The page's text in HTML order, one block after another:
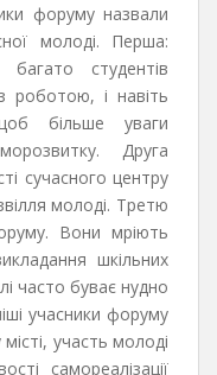
форуму назвали
молоді. Перша:
студентів
роботою, і навіть
більше уваги
Друга
сучасного центру
молоді. Третю
Вони мріють
шкільних
часто буває нудно
учасники форуму
участь молоді
самореалізації